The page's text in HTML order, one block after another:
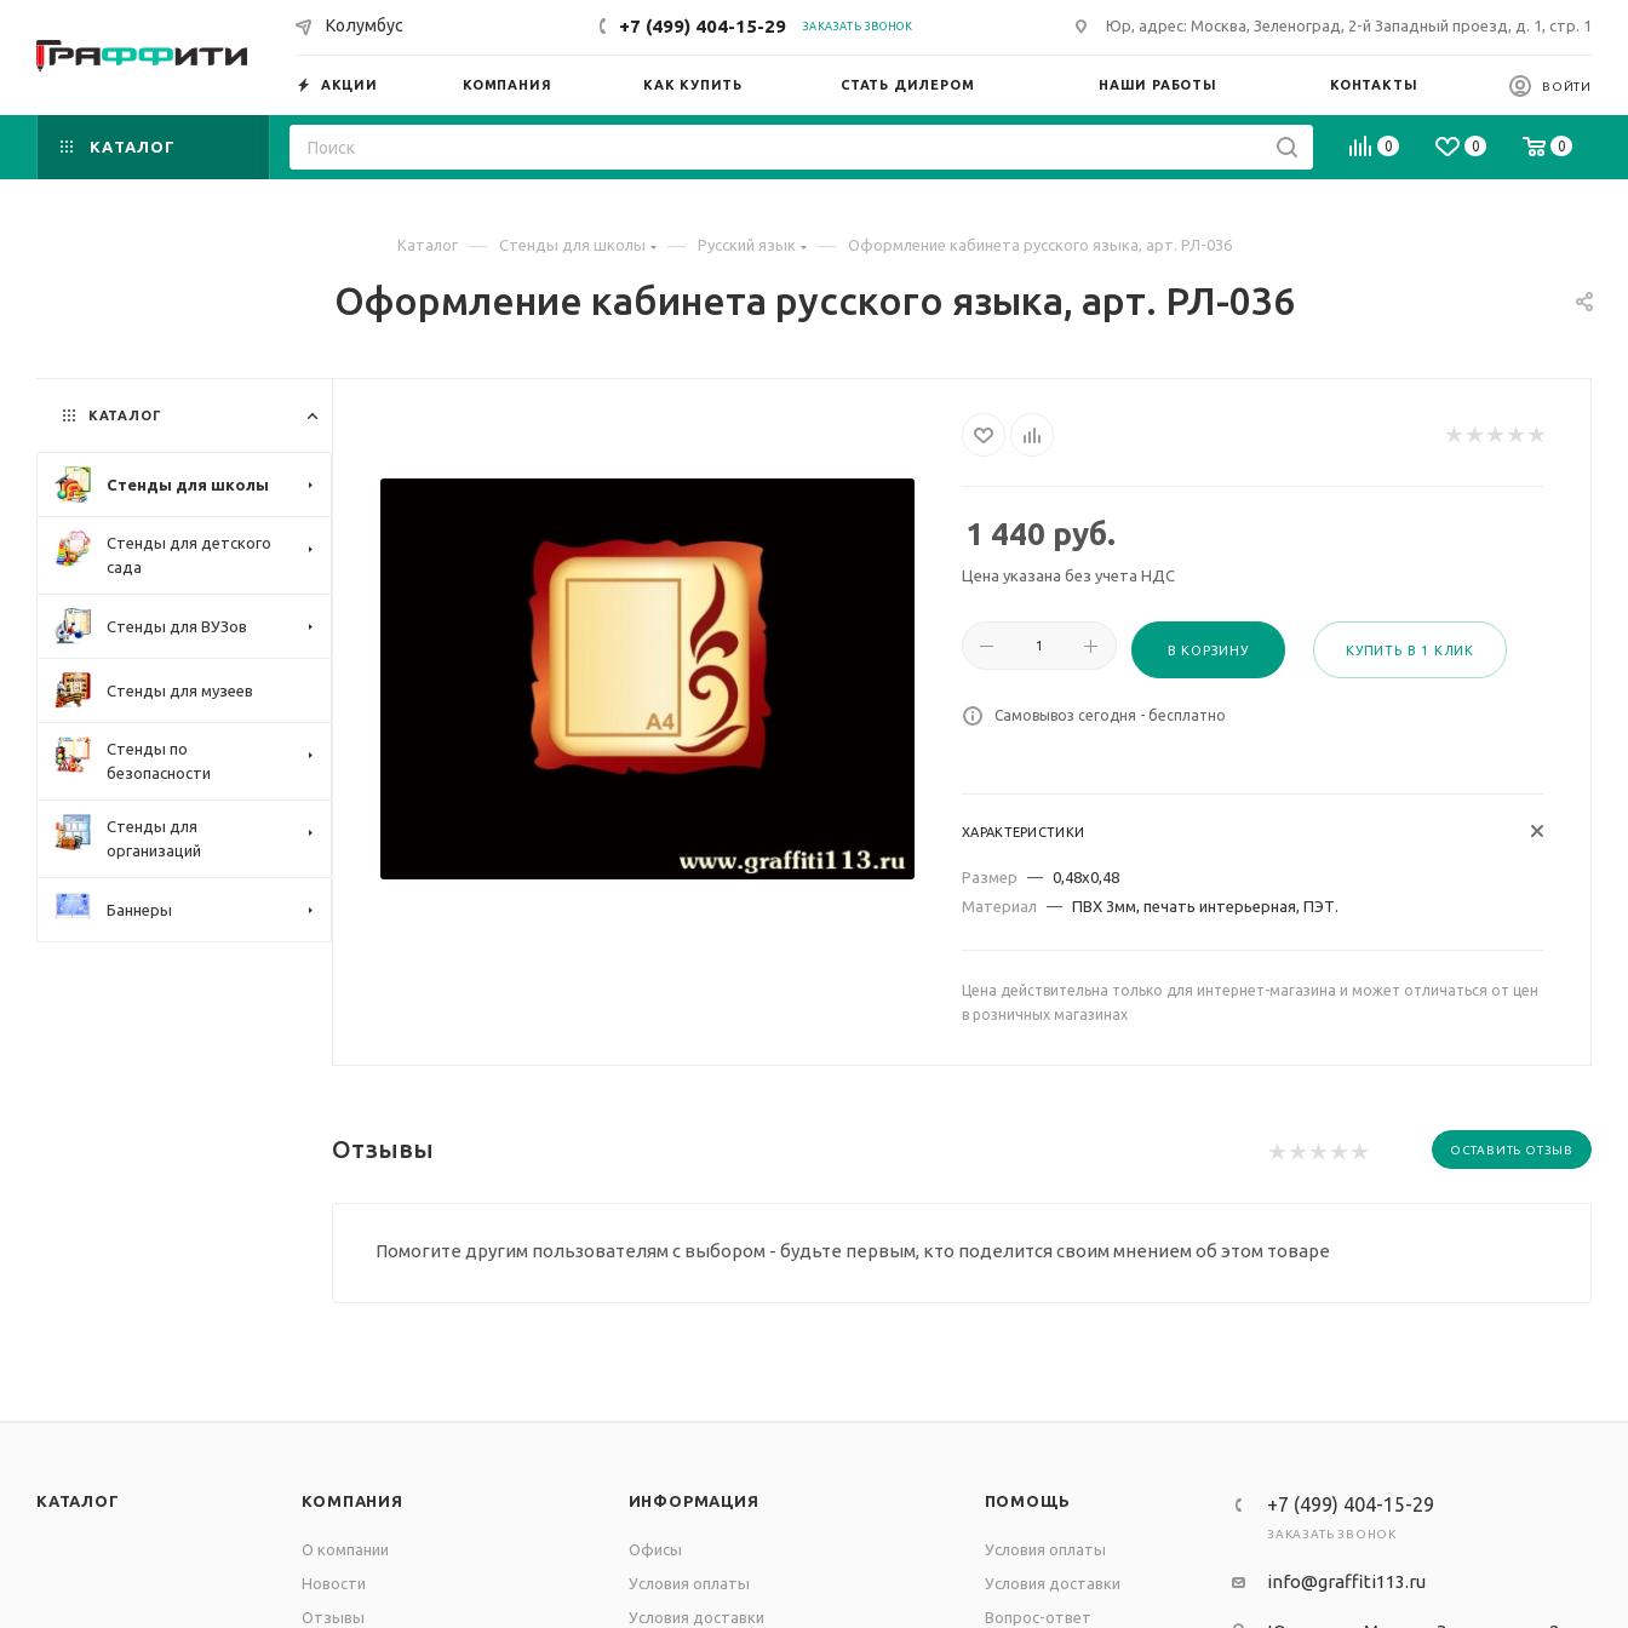
Колумбус +7 (499) 404-15-29 ЗАКАЗАТЬ ЗВОНОК Юр, адрес: Москва, Зеленоград, 2-й Западный проезд, д. 1, стр. 1
АКЦИИ КОМПАНИЯ КАК КУПИТЬ СТАТЬ ДИЛЕРОМ НАШИ РАБОТЫ КОНТАКТЫ ВОЙТИ
КАТАЛОГ 0 0 0
Каталог — Стенды для школы — Русский язык — Оформление кабинета русского языка, арт. РЛ-036
Оформление кабинета русского языка, арт. РЛ-036
1 440 руб.
Цена указана без учета НДС
В КОРЗИНУ КУПИТЬ В 1 КЛИК
Самовывоз сегодня - бесплатно
ХАРАКТЕРИСТИКИ
Размер — 0,48х0,48
Материал
— ПВХ 3мм, печать интерьерная, ПЭТ.
Цена действительна только для интернет-магазина и может отличаться от цен
в розничных магазинах
Отзывы ОСТАВИТЬ ОТЗЫВ
Помогите другим пользователям с выбором - будьте первым, кто поделится своим мнением об этом товаре
КАТАЛОГ
Стенды для школы
Стенды для детского
сада
Стенды для ВУЗов
Стенды для музеев
Стенды по
безопасности
Стенды для
организаций
Баннеры
КАТАЛОГ КОМПАНИЯ
О компании
Новости
Отзывы
ИНФОРМАЦИЯ
Офисы
Условия оплаты
Условия доставки
ПОМОЩЬ
Условия оплаты
Условия доставки
Вопрос-ответ
+7 (499) 404-15-29
ЗАКАЗАТЬ ЗВОНОК
info@graffiti113.ru